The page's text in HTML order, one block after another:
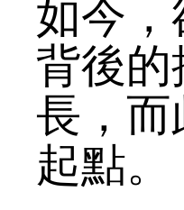
如今
背後
長，
起點。